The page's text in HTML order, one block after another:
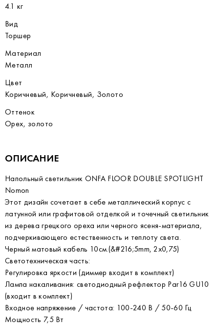
4.1 кг
Вид
Торшер
Материал
Металл
Цвет
Коричневый, Коричневый, Золото
Оттенок
Орех, золото
ОПИСАНИЕ
Напольный светильник ONFA FLOOR DOUBLE SPOTLIGHT
Nomon
Этот дизайн сочетает в себе металлический корпус с
латунной или графитовой отделкой и точечный светильник
из дерева грецкого ореха или черного ясеня-материала,
подчеркивающего естественность и теплоту света.
Черный матовый кабель 10см.(&#216;5mm, 2x0,75)
Светотехническая часть:
Регулировка яркости (диммер входит в комплект)
Лампа накаливания: светодиодный рефлектор Par16 GU10
(входит в комплект)
Входное напряжение / частота: 100-240 В / 50-60 Гц
Мощность 7,5 Вт